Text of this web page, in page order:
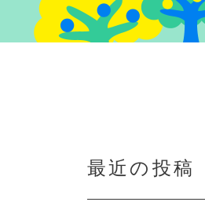
最近の投稿